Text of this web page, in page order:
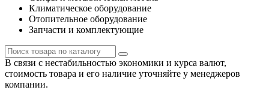
Климатическое оборудование
Отопительное оборудование
Запчасти и комплектующие
В связи с нестабильностью экономики и курса валют,
стоимость товара и его наличие уточняйте у менеджеров
компании.